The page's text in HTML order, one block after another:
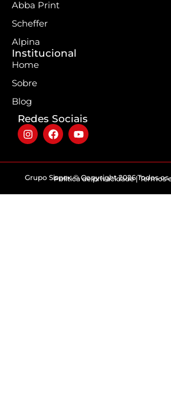
Abba Print
Scheffer
Alpina
Institucional
Home
Sobre
Blog
Redes Sociais
Grupo Sispex © Copyright 2026 Todos
Politica de privacidade | Termos